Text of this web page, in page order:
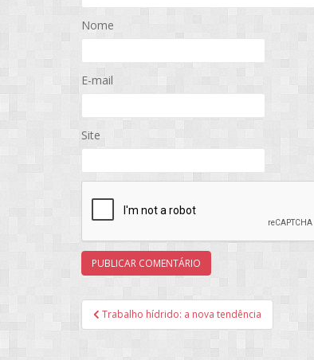
Nome
E-mail
Site
Navegação
de
Trabalho hídrido: a nova tendência